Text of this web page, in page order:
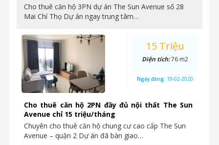
Cho thuê căn hộ 3PN dự án The Sun Avenue số 28
Mai Chí Thọ Dự án ngay trung tâm…
Cho thuê căn hộ 2PN đầy đủ nội thất The Sun
Avenue chỉ 15 triệu/tháng
Chuyên cho thuê căn hộ chung cư cao cấp The Sun
Avenue – quận 2 Dự án đã bàn giao…
15 Triệu
Diện tích:76 m2
Ngày đăng: 19-02-2020